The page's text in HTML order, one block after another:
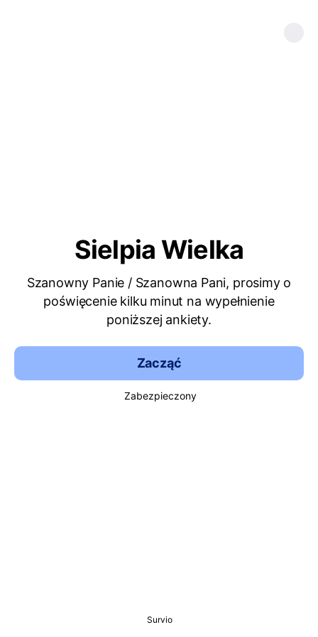
Sielpia Wielka
Szanowny Panie / Szanowna Pani, prosimy o
poświęcenie kilku minut na wypełnienie
poniższej ankiety.
Zacząć
Zabezpieczony
Survio